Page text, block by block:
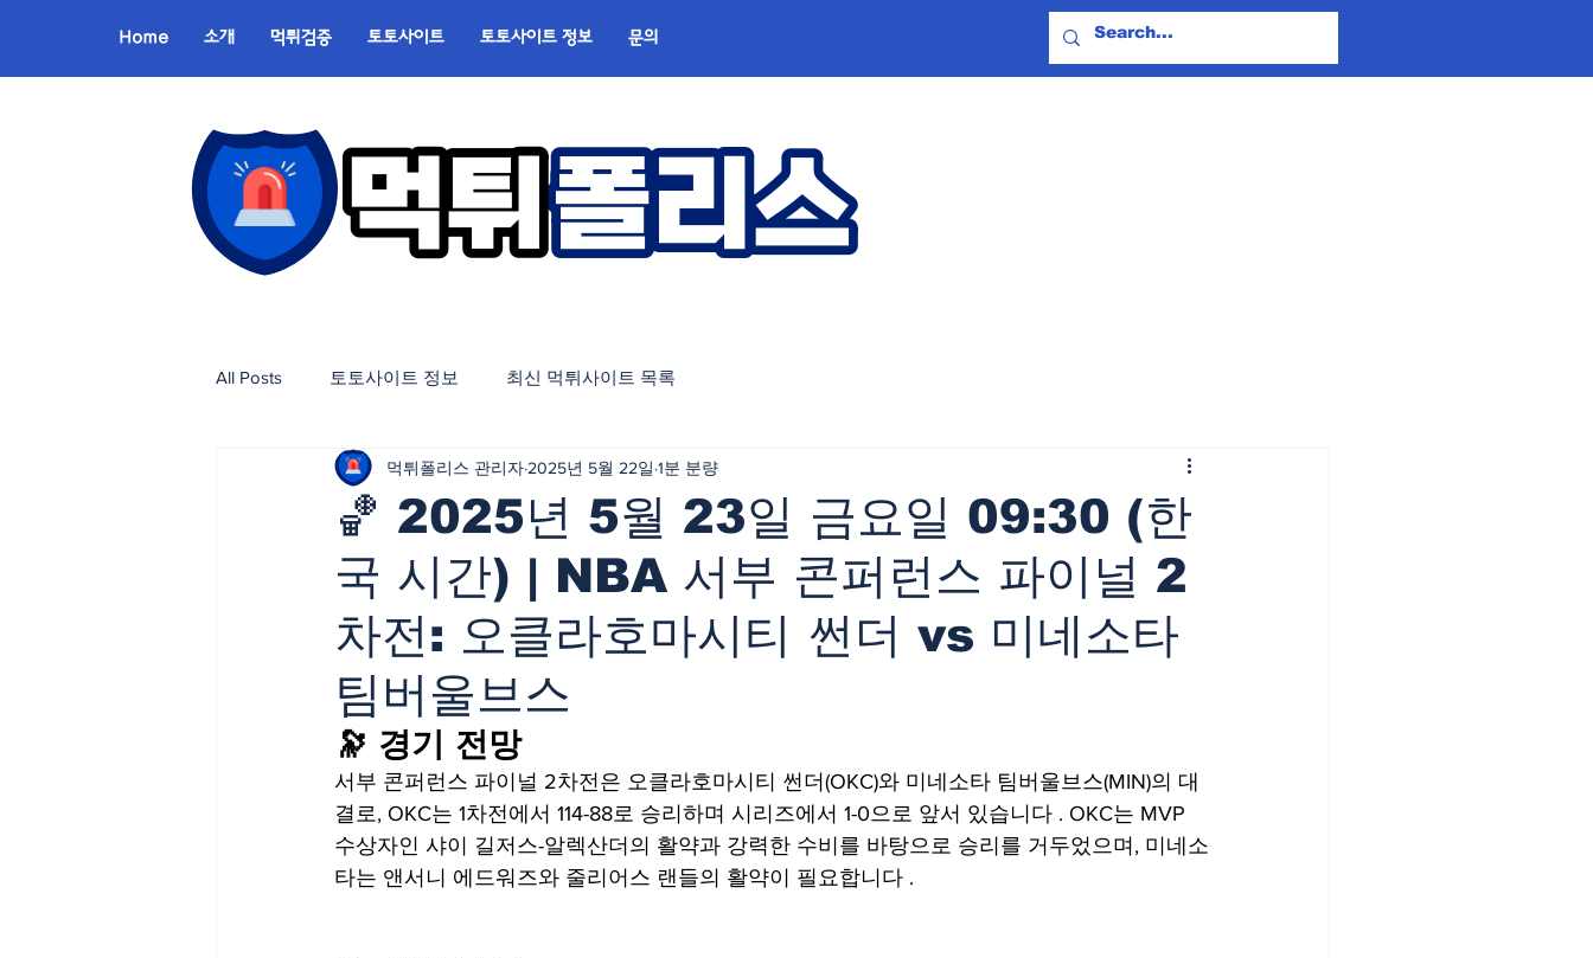
Home 소개 먹튀검증 토토사이트 토토사이트 정보 문의
All Posts 토토사이트 정보 최신 먹튀사이트 목록
🏀 2025년 5월 23일 금요일 09:30 (한
국 시간) | NBA 서부 콘퍼런스 파이널 2
차전: 오클라호마시티 썬더 vs 미네소타
팀버울브스
먹튀폴리스 관리자 2025년 5월 22일 1분 분량
🔭 경기 전망
서부 콘퍼런스 파이널 2차전은 오클라호마시티 썬더(OKC)와 미네소타 팀버울브스(MIN)의 대
결로, OKC는 1차전에서 114-88로 승리하며 시리즈에서 1-0으로 앞서 있습니다 . OKC는 MVP
수상자인 샤이 길저스-알렉산더의 활약과 강력한 수비를 바탕으로 승리를 거두었으며, 미네소
타는 앤서니 에드워즈와 줄리어스 랜들의 활약이 필요합니다 .